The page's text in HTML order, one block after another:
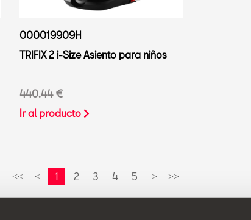
000019909H
TRIFIX 2 i-Size Asiento para niños
440.44 €
Ir al producto
<< < 1 2 3 4 5 > >>